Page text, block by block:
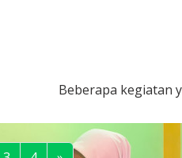
Beberapa kegiatan